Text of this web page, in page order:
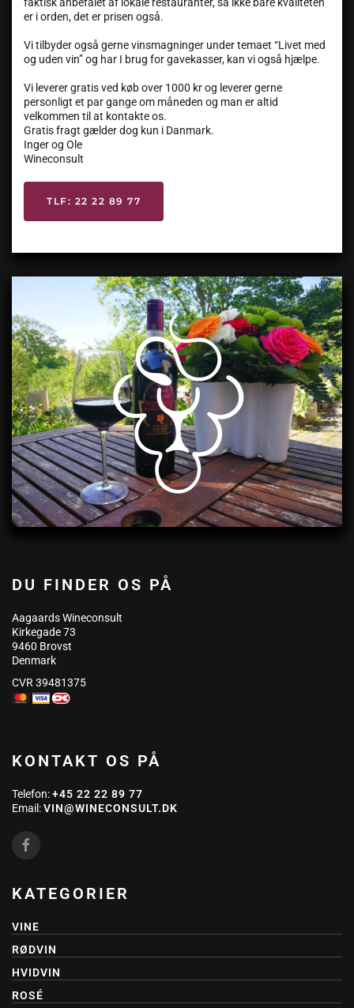
faktisk anbefalet af lokale restauranter, så ikke bare kvaliteten
er i orden, det er prisen også.
Vi tilbyder også gerne vinsmagninger under temaet “Livet med
og uden vin” og har I brug for gavekasser, kan vi også hjælpe.
Vi leverer gratis ved køb over 1000 kr og leverer gerne
personligt et par gange om måneden og man er altid
velkommen til at kontakte os.
Gratis fragt gælder dog kun i Danmark.
Inger og Ole
Wineconsult
TLF: 22 22 89 77
DU FINDER OS PÅ
Aagaards Wineconsult
Kirkegade 73
9460 Brovst
Denmark
CVR 39481375
KONTAKT OS PÅ
Telefon:+45 22 22 89 77
Email:VIN@WINECONSULT.DK
KATEGORIER
VINE
RØDVIN
HVIDVIN
ROSÉ